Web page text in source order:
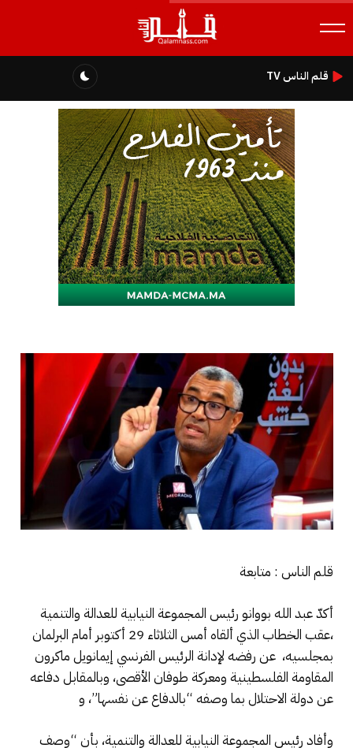
قلم الناس TV
قلم الناس : متابعة
أكدّ عبد الله بووانو رئيس المجموعة النيابية للعدالة والتنمية
،عقب الخطاب الذي ألقاه أمس الثلاثاء 29 أكتوبر أمام البرلمان
بمجلسيه، عن رفضه لإدانة الرئيس الفرنسي إيمانويل ماكرون
المقاومة الفلسطينية ومعركة طوفان الأقصى، وبالمقابل دفاعه
عن دولة الاحتلال بما وصفه “بالدفاع عن نفسها”، و
وأفاد رئيس المجموعة النيابية للعدالة والتنمية، بأن “وصف